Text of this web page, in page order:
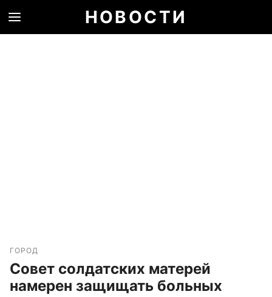
НОВОСТИ
ГОРОД
Совет солдатских матерей
намерен защищать больных